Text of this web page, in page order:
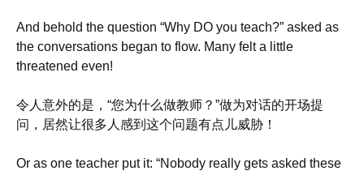
And behold the question “Why DO you teach?” asked as
the conversations began to flow. Many felt a little
threatened even!
令人意外的是，“您为什么做教师？”做为对话的开场提
问，居然让很多人感到这个问题有点儿威胁！
Or as one teacher put it: “Nobody really gets asked these